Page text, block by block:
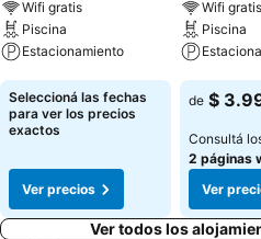
Wifi gratis
Piscina
Estacionamiento
Ver precios
Seleccioná las fechas
para ver los precios
exactos
Ver precios
Wifi gratis
Piscina
Ver
de $
Consultá
2 páginas
Ver
Ver todos los